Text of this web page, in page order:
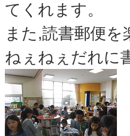
てくれます。
また,読書郵便
ねぇねぇだれに